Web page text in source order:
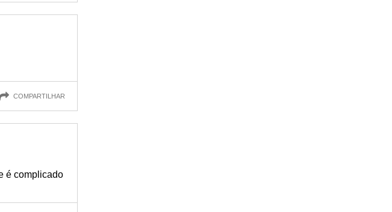
COMPARTILHAR
é complicado